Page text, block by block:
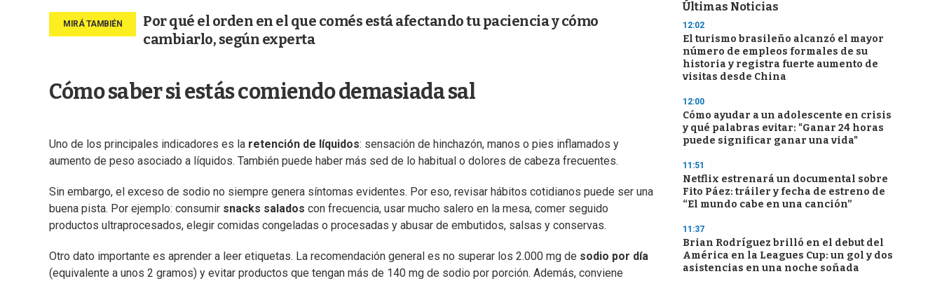
Por qué el orden en el que comés está afectando tu paciencia y cómo
cambiarlo, según experta
Cómo saber si estás comiendo demasiada sal
Uno de los principales indicadores es la retención de líquidos: sensación de hinchazón, manos o pies inflamados y
aumento de peso asociado a líquidos. También puede haber más sed de lo habitual o dolores de cabeza frecuentes.
Sin embargo, el exceso de sodio no siempre genera síntomas evidentes. Por eso, revisar hábitos cotidianos puede ser una
buena pista. Por ejemplo: consumir snacks salados con frecuencia, usar mucho salero en la mesa, comer seguido
productos ultraprocesados, elegir comidas congeladas o procesadas y abusar de embutidos, salsas y conservas.
Otro dato importante es aprender a leer etiquetas. La recomendación general es no superar los 2.000 mg de sodio por día
(equivalente a unos 2 gramos) y evitar productos que tengan más de 140 mg de sodio por porción. Además, conviene
Últimas Noticias
12:02
El turismo brasileño alcanzó el mayor
número de empleos formales de su
historia y registra fuerte aumento de
visitas desde China
12:00
Cómo ayudar a un adolescente en crisis
y qué palabras evitar: "Ganar 24 horas
puede significar ganar una vida"
11:51
Netflix estrenará un documental sobre
Fito Páez: tráiler y fecha de estreno de
“El mundo cabe en una canción”
11:37
Brian Rodríguez brilló en el debut del
América en la Leagues Cup: un gol y dos
asistencias en una noche soñada